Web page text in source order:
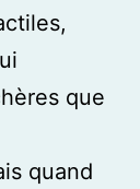
que
quand